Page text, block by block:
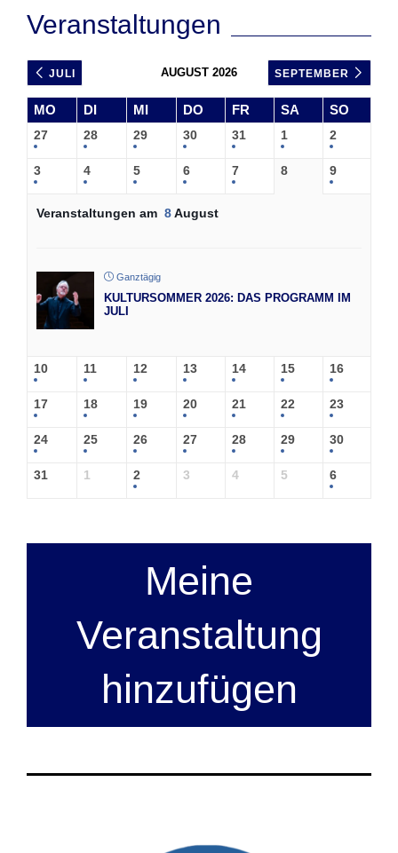
Veranstaltungen
JULI AUGUST 2026 SEPTEMBER
MO DI MI DO FR SA SO
27 28 29 30 31 1 2
3 4 5 6 7 8 9
Veranstaltungen am 8August
Ganztägig
KULTURSOMMER 2026: DAS PROGRAMM IM
JULI
10 11 12 13 14 15 16
17 18 19 20 21 22 23
24 25 26 27 28 29 30
31 1 2 3 4 5 6
Meine
Veranstaltung
hinzufügen